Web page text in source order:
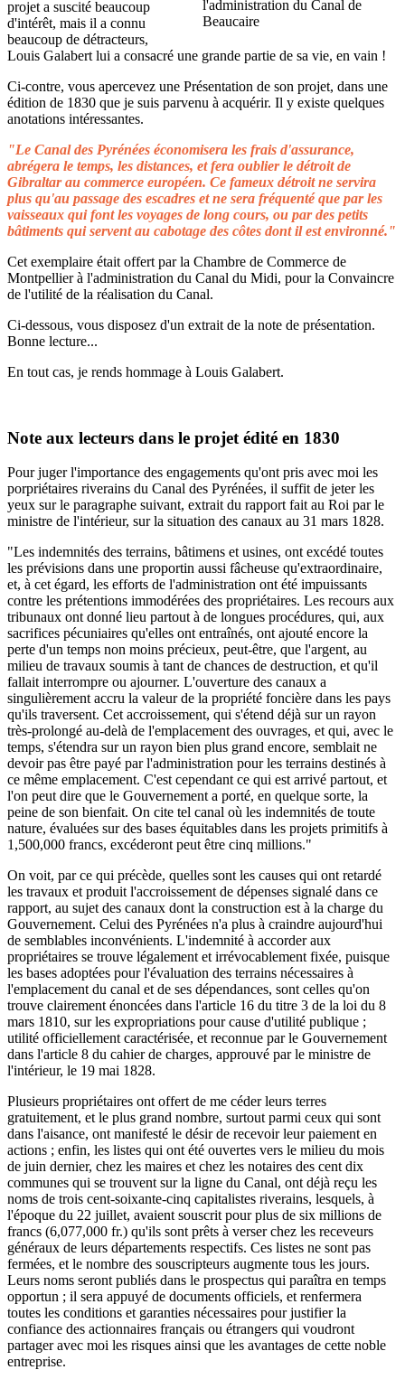
projet a suscité beaucoup
d'intérêt, mais il a connu
beaucoup de détracteurs,
Louis Galabert lui a consacré une grande partie de sa vie, en vain !
Ci-contre, vous apercevez une Présentation de son projet, dans une
édition de 1830 que je suis parvenu à acquérir. Il y existe quelques
anotations intéressantes.
"Le Canal des Pyrénées économisera les frais d'assurance,
abrégera le temps, les distances, et fera oublier le détroit de
Gibraltar au commerce européen. Ce fameux détroit ne servira
plus qu'au passage des escadres et ne sera fréquenté que par les
vaisseaux qui font les voyages de long cours, ou par des petits
bâtiments qui servent au cabotage des côtes dont il est environné."
Cet exemplaire était offert par la Chambre de Commerce de
Montpellier à l'administration du Canal du Midi, pour la Convaincre
de l'utilité de la réalisation du Canal.
Ci-dessous, vous disposez d'un extrait de la note de présentation.
Bonne lecture...
En tout cas, je rends hommage à Louis Galabert.
Note aux lecteurs dans le projet édité en 1830
Pour juger l'importance des engagements qu'ont pris avec moi les
porpriétaires riverains du Canal des Pyrénées, il suffit de jeter les
yeux sur le paragraphe suivant, extrait du rapport fait au Roi par le
ministre de l'intérieur, sur la situation des canaux au 31 mars 1828.
"Les indemnités des terrains, bâtimens et usines, ont excédé toutes
les prévisions dans une proportin aussi fâcheuse qu'extraordinaire,
et, à cet égard, les efforts de l'administration ont été impuissants
contre les prétentions immodérées des propriétaires. Les recours aux
tribunaux ont donné lieu partout à de longues procédures, qui, aux
sacrifices pécuniaires qu'elles ont entraînés, ont ajouté encore la
perte d'un temps non moins précieux, peut-être, que l'argent, au
milieu de travaux soumis à tant de chances de destruction, et qu'il
fallait interrompre ou ajourner. L'ouverture des canaux a
singulièrement accru la valeur de la propriété foncière dans les pays
qu'ils traversent. Cet accroissement, qui s'étend déjà sur un rayon
très-prolongé au-delà de l'emplacement des ouvrages, et qui, avec le
temps, s'étendra sur un rayon bien plus grand encore, semblait ne
devoir pas être payé par l'administration pour les terrains destinés à
ce même emplacement. C'est cependant ce qui est arrivé partout, et
l'on peut dire que le Gouvernement a porté, en quelque sorte, la
peine de son bienfait. On cite tel canal où les indemnités de toute
nature, évaluées sur des bases équitables dans les projets primitifs à
1,500,000 francs, excéderont peut être cinq millions."
On voit, par ce qui précède, quelles sont les causes qui ont retardé
les travaux et produit l'accroissement de dépenses signalé dans ce
rapport, au sujet des canaux dont la construction est à la charge du
Gouvernement. Celui des Pyrénées n'a plus à craindre aujourd'hui
de semblables inconvénients. L'indemnité à accorder aux
propriétaires se trouve légalement et irrévocablement fixée, puisque
les bases adoptées pour l'évaluation des terrains nécessaires à
l'emplacement du canal et de ses dépendances, sont celles qu'on
trouve clairement énoncées dans l'article 16 du titre 3 de la loi du 8
mars 1810, sur les expropriations pour cause d'utilité publique ;
utilité officiellement caractérisée, et reconnue par le Gouvernement
dans l'article 8 du cahier de charges, approuvé par le ministre de
l'intérieur, le 19 mai 1828.
Plusieurs propriétaires ont offert de me céder leurs terres
gratuitement, et le plus grand nombre, surtout parmi ceux qui sont
dans l'aisance, ont manifesté le désir de recevoir leur paiement en
actions ; enfin, les listes qui ont été ouvertes vers le milieu du mois
de juin dernier, chez les maires et chez les notaires des cent dix
communes qui se trouvent sur la ligne du Canal, ont déjà reçu les
noms de trois cent-soixante-cinq capitalistes riverains, lesquels, à
l'époque du 22 juillet, avaient souscrit pour plus de six millions de
francs (6,077,000 fr.) qu'ils sont prêts à verser chez les receveurs
généraux de leurs départements respectifs. Ces listes ne sont pas
fermées, et le nombre des souscripteurs augmente tous les jours.
Leurs noms seront publiés dans le prospectus qui paraîtra en temps
opportun ; il sera appuyé de documents officiels, et renfermera
toutes les conditions et garanties nécessaires pour justifier la
confiance des actionnaires français ou étrangers qui voudront
partager avec moi les risques ainsi que les avantages de cette noble
entreprise.